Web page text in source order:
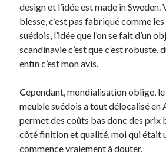
Derniers Commentaires
Entretien ménagerdansT’as vu quoi ? #52
JFdansC’était pas mieux avant… à Lyon
littleceltdansComment j’ai opéré ma
AnthonydansComment j’ai opéré ma
personnelle
Commentaires récents
design et l’idée est made in Sweden.
blesse, c’est pas fabriqué comme
suédois, l’idée que l’on se fait d’un
scandinavie c’est que c’est robuste,
enfin c’est mon avis.
Cependant, mondialisation oblige,
meuble suédois a tout délocalisé en
permet des coûts bas donc des prix
côté finition et qualité, moi qui était
commence vraiement à douter.